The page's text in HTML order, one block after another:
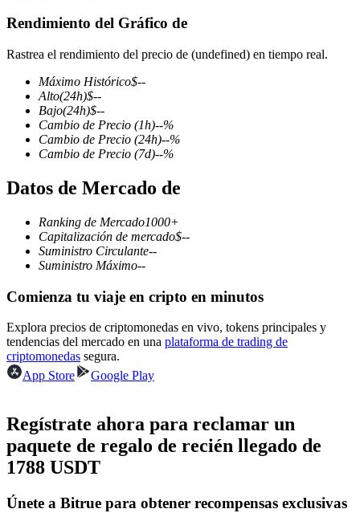
Futuros COIN-M
Futuros de criptomonedas
TradFi
primas
Futuros del USDC
Futuros que utilizan USDC como garantía
Rendimiento del Gráfico de
Rastrea el rendimiento del precio de (undefined) en tiempo real.
Máximo Histórico$--
Alto(24h)$--
Bajo(24h)$--
Cambio de Precio (1h)--%
Cambio de Precio (24h)--%
Cambio de Precio (7d)--%
Datos de Mercado de
Ranking de Mercado1000+
Capitalización de mercado$--
Suministro Circulante--
Suministro Máximo--
Comienza tu viaje en cripto en minutos
Explora precios de criptomonedas en vivo, tokens principales y
tendencias del mercado en una plataforma de trading de
criptomonedas segura.
App Store
Google Play
Regístrate ahora para reclamar un
paquete de regalo de recién llegado de
1788 USDT
Únete a Bitrue para obtener recompensas exclusivas